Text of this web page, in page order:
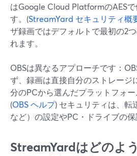
はGoogle Cloud PlatformのAES
す。(StreamYard セキュリティ概
ザ録画ではデフォルトで最初の2
れます。
OBSは異なるアプローチです：
ず、録画は直接自分のストレージ
分のPCから選んだプラットフォー
(OBS ヘルプ) セキュリティは、転
など）の設定やPC・ドライブの保
StreamYardはどのよ